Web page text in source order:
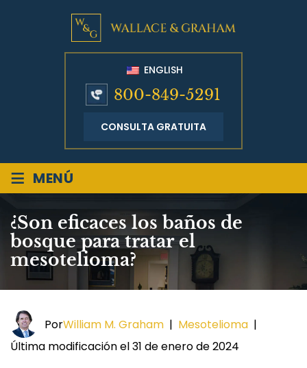
ENGLISH
800-849-5291
CONSULTA GRATUITA
≡ MENÚ
¿Son eficaces los baños de
bosque para tratar el
mesotelioma?
PorWilliam M. Graham | Mesotelioma |
Última modificación el 31 de enero de 2024